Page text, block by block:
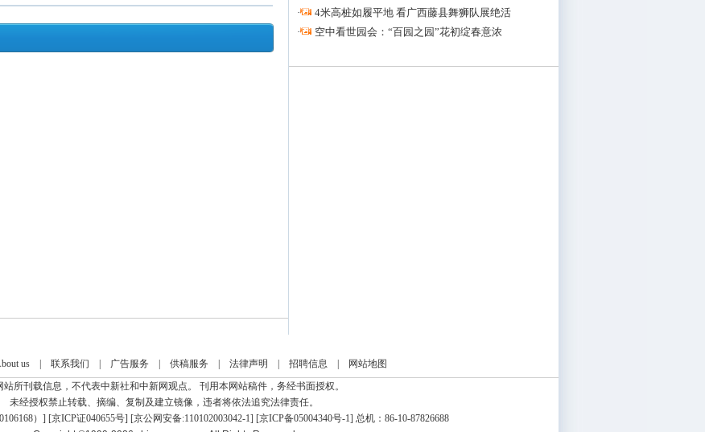
·
4米高桩如履平地 看广西藤县舞狮队展绝活
·
空中看世园会：“百园之园”花初绽春意浓
us| 联系我们 广告服务 供稿服务 法律声明 招聘信息
网站地图
站所刊载信息，不代表中新社和中新网观点。 刊用本网站稿件，务经书面授权。
未经授权禁止转载、摘编、复制及建立镜像，违者将依法追究法律责任。
） ] [京ICP证040655号] [京公网安备:110102003042-1] [京ICP备05004340号-1] 总机：86-10-87826688